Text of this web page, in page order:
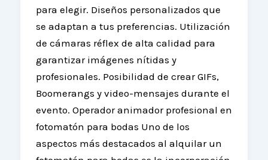
para elegir. Diseños personalizados que
se adaptan a tus preferencias. Utilización
de cámaras réflex de alta calidad para
garantizar imágenes nítidas y
profesionales. Posibilidad de crear GIFs,
Boomerangs y video-mensajes durante el
evento. Operador animador profesional en
fotomatón para bodas Uno de los
aspectos más destacados al alquilar un